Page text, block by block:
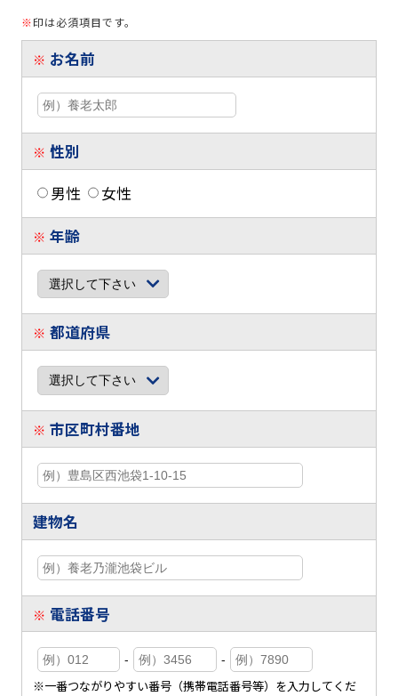
※印は必須項目です。
※ お名前
※ 性別
男性
女性
※ 年齢
※ 都道府県
※ 市区町村番地
建物名
※ 電話番号
-
-
※一番つながりやすい番号（携帯電話番号等）を入力してくだ